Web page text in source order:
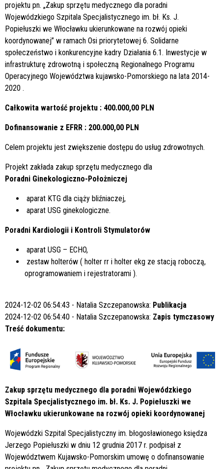
projektu pn. „Zakup sprzętu medycznego dla poradni
Wojewódzkiego Szpitala Specjalistycznego im. bł. Ks. J.
Popiełuszki we Włocławku ukierunkowane na rozwój opieki
koordynowanej” w ramach Osi priorytetowej 6. Solidarne
społeczeństwo i konkurencyjne kadry Działania 6.1. Inwestycje w
infrastrukturę zdrowotną i społeczną Regionalnego Programu
Operacyjnego Województwa kujawsko-Pomorskiego na lata 2014-
2020 .
Całkowita wartość projektu : 400.000,00 PLN
Dofinansowanie z EFRR : 200.000,00 PLN
Celem projektu jest zwiększenie dostępu do usług zdrowotnych.
Projekt zakłada zakup sprzętu medycznego dla
Poradni Ginekologiczno-Położniczej
aparat KTG dla ciąży bliźniaczej,
aparat USG ginekologiczne.
Poradni Kardiologii i Kontroli Stymulatorów
aparat USG – ECHO,
zestaw holterów ( holter rr i holter ekg ze stacją roboczą,
oprogramowaniem i rejestratorami ).
2024-12-02 06:54:43 - Natalia Szczepanowska: Publikacja
2024-12-02 06:54:40 - Natalia Szczepanowska: Zapis tymczasowy
Treść dokumentu:
Zakup sprzętu medycznego dla poradni Wojewódzkiego
Szpitala Specjalistycznego im. bł. Ks. J. Popiełuszki we
Włocławku ukierunkowane na rozwój opieki koordynowanej
Wojewódzki Szpital Specjalistyczny im. błogosławionego księdza
Jerzego Popiełuszki w dniu 12 grudnia 2017 r. podpisał z
Województwem Kujawsko-Pomorskim umowę o dofinansowanie